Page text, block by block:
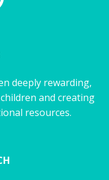
deeply rewarding,
and creating
resources.